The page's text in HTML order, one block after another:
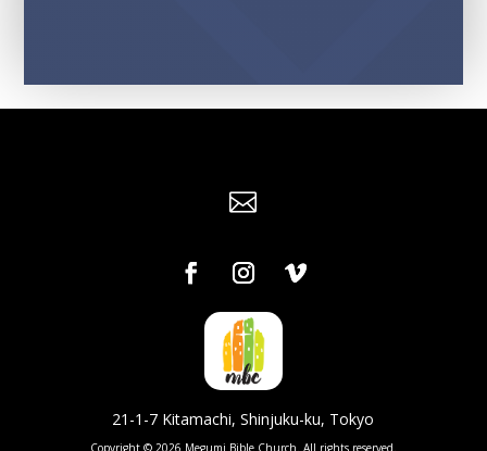

21-1-7 Kitamachi, Shinjuku-ku, Tokyo
Copyright © 2026 Megumi Bible Church. All rights reserved.